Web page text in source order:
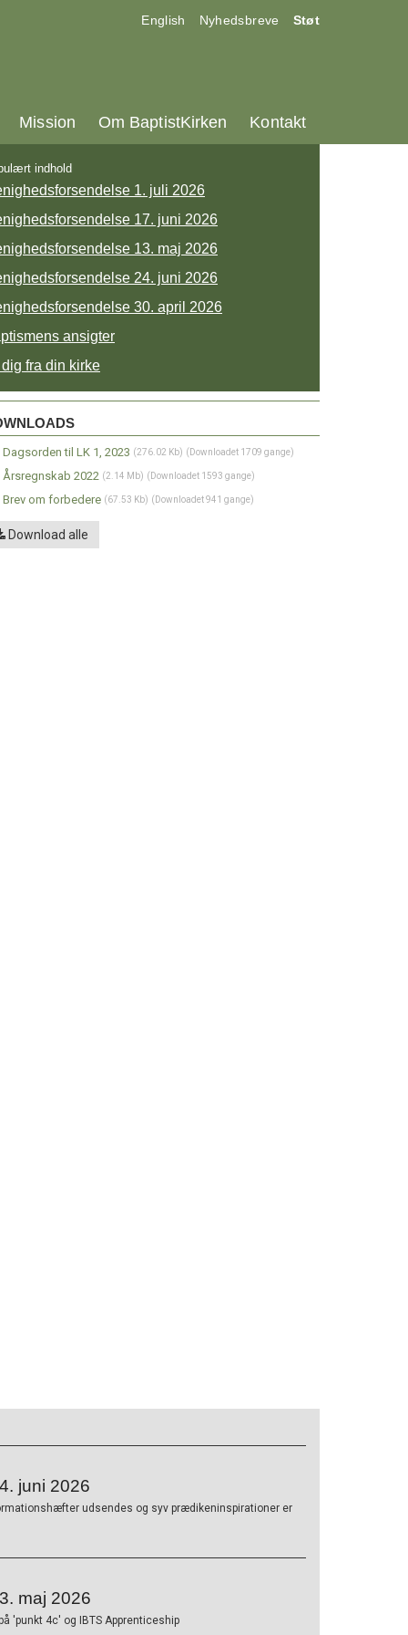
17.0:
English 18.0:
Nyhedsbreve 19.0:
Støt
25.0:
Mission 26.0:
Om BaptistKirken 27.0:
Kontakt
indhold
1. juli 2026
17. juni 2026
13. maj 2026
24. juni 2026
30. april 2026
ansigter
fra din kirke
Dagsorden til LK 1, 2023 (276.02 Kb) (Downloadet 1709 gange)
Årsregnskab 2022 (2.14 Mb) (Downloadet 1593 gange)
Brev om forbedere (67.53 Kb) (Downloadet 941 gange)
Download alle
juni 2026
udsendes og syv prædikeninspirationer er
maj 2026
'punkt 4c' og IBTS Apprenticeship